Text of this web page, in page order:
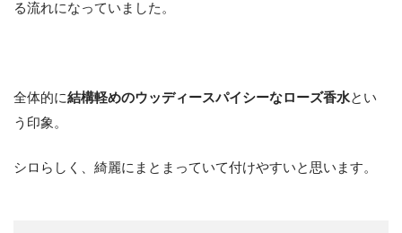
る流れになっていました。
全体的に結構軽めのウッディースパイシーなローズ香水とい
う印象。
シロらしく、綺麗にまとまっていて付けやすいと思います。